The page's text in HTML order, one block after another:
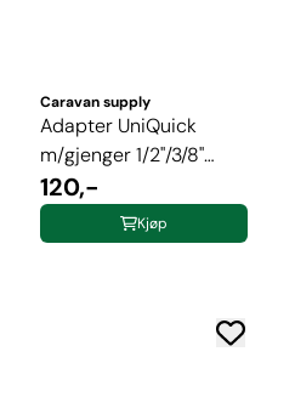
Caravan supply
Adapter UniQuick
m/gjenger 1/2"/3/8"
messing
120,-
Kjøp